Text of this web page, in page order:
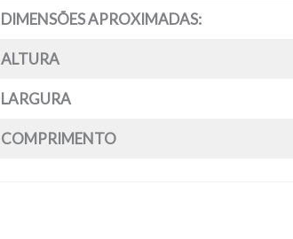
DIMENSÕES APROXIMADAS:
ALTURA
LARGURA
COMPRIMENTO